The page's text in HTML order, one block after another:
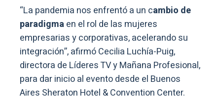
“La pandemia nos enfrentó a un cambio de
paradigmaen el rol de las mujeres
empresarias y corporativas, acelerando su
integración”, afirmó Cecilia Luchía-Puig,
directora de Líderes TV y Mañana Profesional,
para dar inicio al evento desde el Buenos
Aires Sheraton Hotel & Convention Center.